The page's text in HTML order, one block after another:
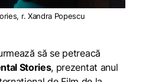
r. Xandra Popescu
să se petreacă
Stories, prezentat anul